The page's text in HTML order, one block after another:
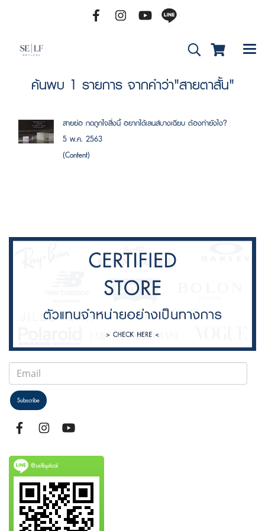
ค้นพบ 1 รายการ จากคำว่า"สายตาสั้น"
สายย่อ กดถูกใจสิ่งนี้ อยากได้เลนส์บางเฉียบ ต้องทำยังไง?
5 พ.ค. 2563
(Content)
Subscribe
@selfoptical